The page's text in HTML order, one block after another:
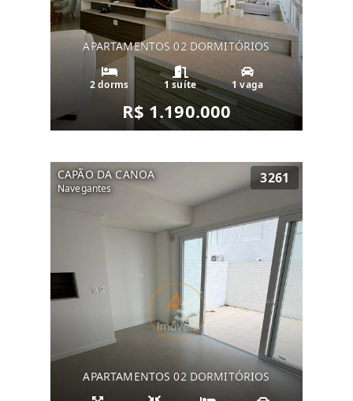
APARTAMENTOS 02 DORMITÓRIOS
2 dorms 1 suíte 1 vaga
R$ 1.190.000
CAPÃO DA CANOA
Navegantes
3261
APARTAMENTOS 02 DORMITÓRIOS